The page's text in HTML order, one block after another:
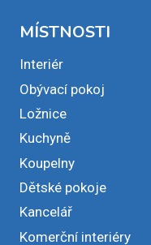
MÍSTNOSTI
Interiér
Obývací pokoj
Ložnice
Kuchyně
Koupelny
Dětské pokoje
Kancelář
Komerční interiéry